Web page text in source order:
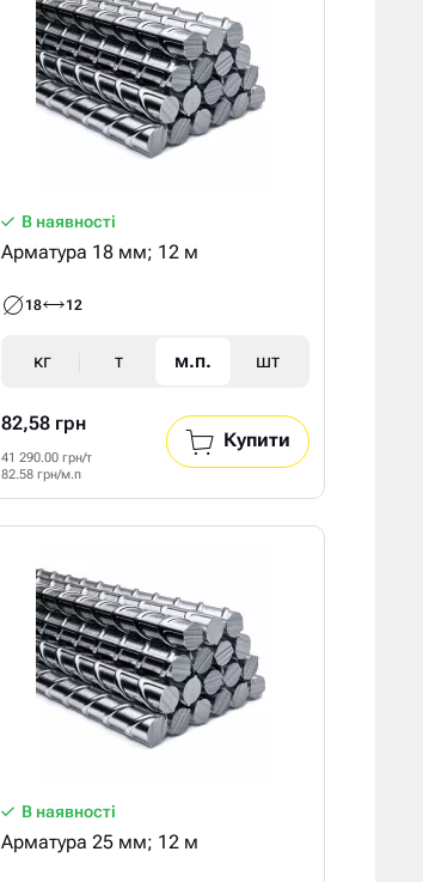
В наявності
Арматура 18 мм; 12 м
18 12
кг т м.п. шт
82,58 грн
41 290.00 грн/т
82.58 грн/м.п
Купити
В наявності
Арматура 25 мм; 12 м